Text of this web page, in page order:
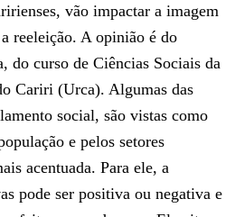
vão impactar a imagem
reeleição. A opinião é do
do curso de Ciências Sociais da
Cariri (Urca). Algumas das
social, são vistas como
e pelos setores
acentuada. Para ele, a
pode ser positiva ou negativa e